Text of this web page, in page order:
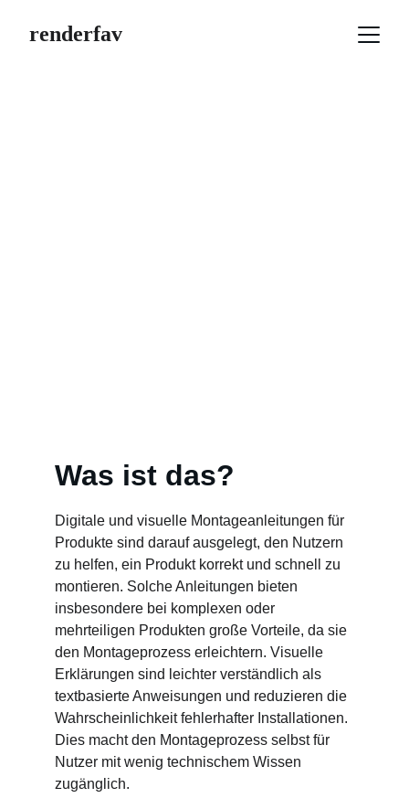
renderfav
Was ist das?
Digitale und visuelle Montageanleitungen für
Produkte sind darauf ausgelegt, den Nutzern
zu helfen, ein Produkt korrekt und schnell zu
montieren. Solche Anleitungen bieten
insbesondere bei komplexen oder
mehrteiligen Produkten große Vorteile, da sie
den Montageprozess erleichtern. Visuelle
Erklärungen sind leichter verständlich als
textbasierte Anweisungen und reduzieren die
Wahrscheinlichkeit fehlerhafter Installationen.
Dies macht den Montageprozess selbst für
Nutzer mit wenig technischem Wissen
zugänglich.